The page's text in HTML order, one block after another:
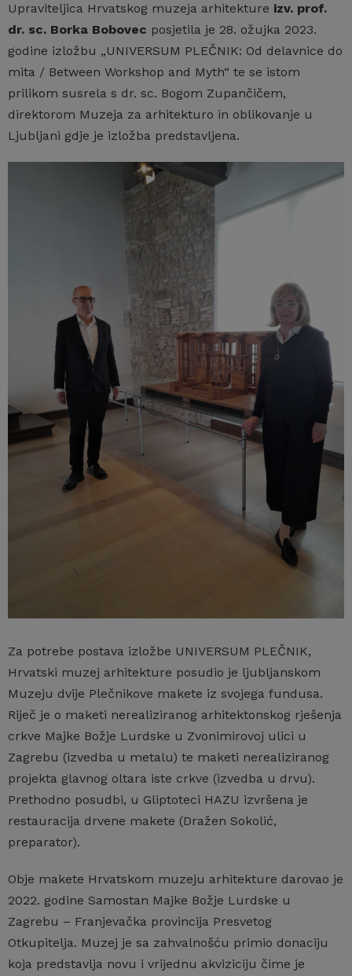
Upraviteljica Hrvatskog muzeja arhitekture izv. prof.
dr. sc. Borka Bobovec posjetila je 28. ožujka 2023.
godine izložbu „UNIVERSUM PLEČNIK: Od delavnice do
mita / Between Workshop and Myth“ te se istom
prilikom susrela s dr. sc. Bogom Zupančičem,
direktorom Muzeja za arhitekturo in oblikovanje u
Ljubljani gdje je izložba predstavljena.
Za potrebe postava izložbe UNIVERSUM PLEČNIK,
Hrvatski muzej arhitekture posudio je ljubljanskom
Muzeju dvije Plečnikove makete iz svojega fundusa.
Riječ je o maketi nerealiziranog arhitektonskog rješenja
crkve Majke Božje Lurdske u Zvonimirovoj ulici u
Zagrebu (izvedba u metalu) te maketi nerealiziranog
projekta glavnog oltara iste crkve (izvedba u drvu).
Prethodno posudbi, u Gliptoteci HAZU izvršena je
restauracija drvene makete (Dražen Sokolić,
preparator).
Obje makete Hrvatskom muzeju arhitekture darovao je
2022. godine Samostan Majke Božje Lurdske u
Zagrebu – Franjevačka provincija Presvetog
Otkupitelja. Muzej je sa zahvalnošću primio donaciju
koja predstavlja novu i vrijednu akviziciju čime je